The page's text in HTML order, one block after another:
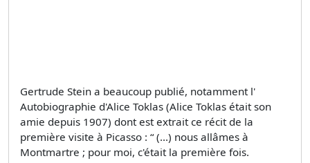
Gertrude Stein a beaucoup publié, notamment l'
Autobiographie d'Alice Toklas (Alice Toklas était son
amie depuis 1907) dont est extrait ce récit de la
première visite à Picasso : “ (...) nous allâmes à
Montmartre ; pour moi, c'était la première fois.